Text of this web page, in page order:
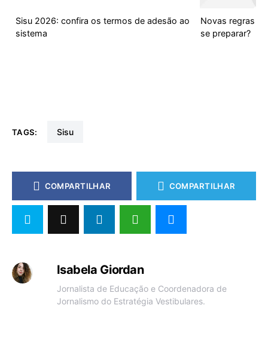
Sisu 2026: confira os termos de adesão ao
sistema
Novas regras
se preparar?
TAGS: sisu
COMPARTILHAR COMPARTILHAR
Isabela Giordan
Jornalista de Educação e Coordenadora de
Jornalismo do Estratégia Vestibulares.